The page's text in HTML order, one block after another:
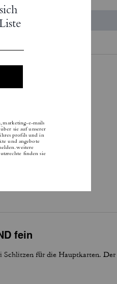
fein
Schlitzen für die Hauptkarten.